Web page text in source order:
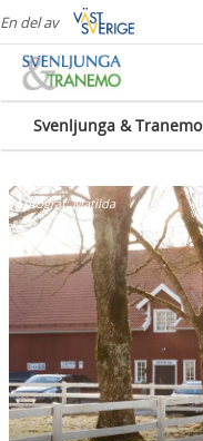
En del av
Svenljunga & Tranemo
Fotograf:Matilda